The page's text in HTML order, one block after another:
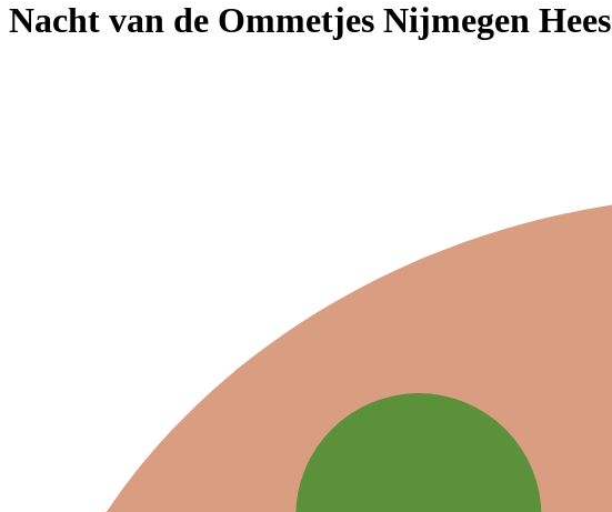
Nacht van de Ommetjes Nijmegen Hees